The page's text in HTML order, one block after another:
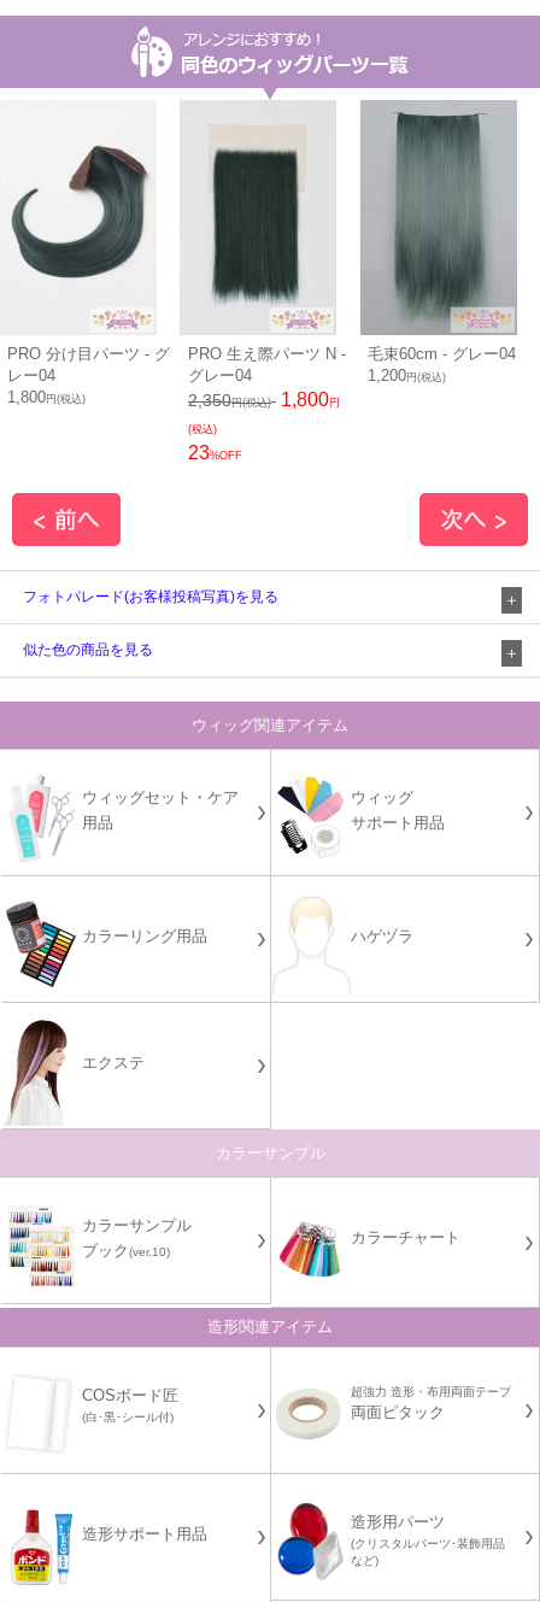
PRO 分け目パーツ - グ
レー04
1,800円(税込)
PRO 生え際パーツ N -
グレー04
2,350円(税込) 1,800円
(税込)
23%OFF
毛束60cm - グレー04
1,200円(税込)
フォトパレード(お客様投稿写真)を見る
似た色の商品を見る
ウィッグ関連アイテム
ウィッグセット・ケア
用品
ウィッグ
サポート用品
カラーリング用品 ハゲヅラ
エクステ
カラーサンプル
カラーサンプル
ブック(ver.10)
カラーチャート
造形関連アイテム
COSボード匠
(白･黒･シール付)
超強力 造形・布用両面テープ
両面ピタック
造形サポート用品
造形用パーツ
(クリスタルパーツ･装飾用品
など)